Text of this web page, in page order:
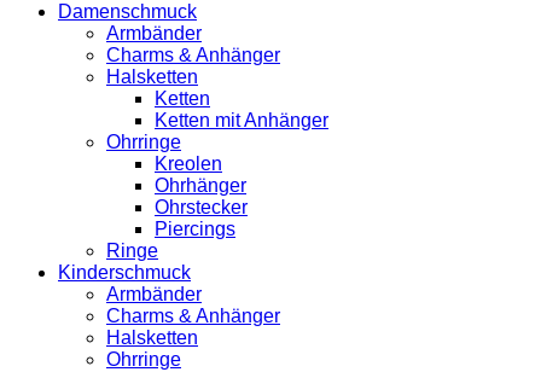
Damenschmuck
Armbänder
Charms & Anhänger
Halsketten
Ketten
Ketten mit Anhänger
Ohrringe
Kreolen
Ohrhänger
Ohrstecker
Piercings
Ringe
Kinderschmuck
Armbänder
Charms & Anhänger
Halsketten
Ohrringe